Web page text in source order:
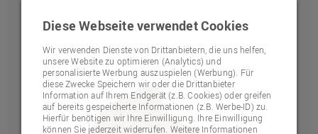
© Lebenshilfe Neumarkt e.V.
Diese Webseite verwendet Cookies
Wir verwenden Dienste von Drittanbietern, die uns helfen,
unsere Website zu optimieren (Analytics) und
personalisierte Werbung auszuspielen (Werbung). Für
diese Zwecke Speichern wir oder die Drittanbieter
Information auf Ihrem Endgerät (z.B. Cookies) oder greifen
auf bereits gespeicherte Informationen (z.B. Werbe-ID) zu.
Hierfür benötigen wir Ihre Einwilligung. Ihre Einwilligung
können Sie jederzeit widerrufen. Weitere Informationen